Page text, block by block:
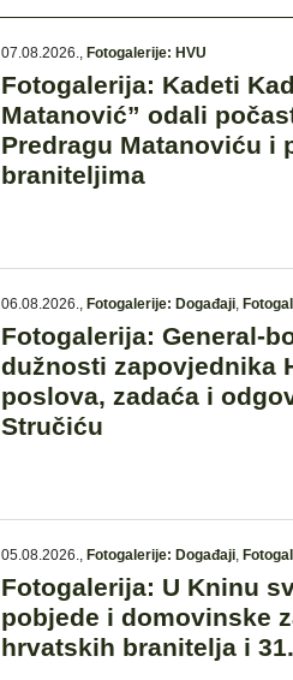
07.08.2026., Fotogalerije: HVU
Fotogalerija: Kadeti
Matanović” odali
Predragu Matanoviću i
braniteljima
06.08.2026., Fotogalerije: Događaji,
Fotogalerija: General-
dužnosti zapovjednika
poslova, zadaća i
Stručiću
05.08.2026., Fotogalerije: Događaji,
Fotogalerija: U Kninu
pobjede i domovinske
hrvatskih branitelja i